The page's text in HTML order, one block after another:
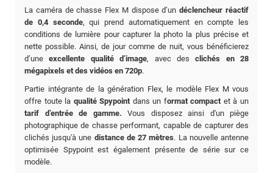
La caméra de chasse Flex M dispose d’undéclencheur réactif
de 0,4 seconde, qui prend automatiquement en compte les
conditions de lumière pour capturer la photo la plus précise et
nette possible. Ainsi, de jour comme de nuit, vous bénéficierez
d’uneexcellente qualité d’image, avec desclichés en 28
mégapixels et des vidéos en 720p.
Partie intégrante de la génération Flex, le modèle Flex M vous
offre toute la qualité Spypoint dans un format compact et à un
tarif d’entrée de gamme. Vous disposez ainsi d'un piège
photographique de chasse performant, capable de capturer des
clichés jusqu'à une distance de 27 mètres. La nouvelle antenne
optimisée Spypoint est également présente de série sur ce
modèle.